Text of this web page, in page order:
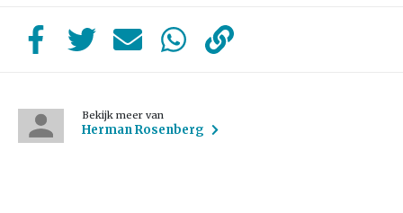
Bekijk meer van
Herman Rosenberg